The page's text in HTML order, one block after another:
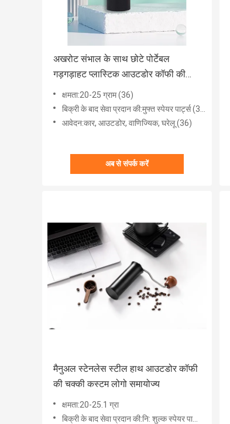
अखरोट संभाल के साथ छोटे पोर्टेबल
गड़गड़ाहट प्लास्टिक आउटडोर कॉफी की
क्षमता:20-25 ग्राम (36)
बिक्री के बाद सेवा प्रदान की:मुफ्त स्पेयर पार्ट्स (36)
आवेदन:कार, ​​आउटडोर, वाणिज्यिक, घरेलू (36)
अब से संपर्क करें
मैनुअल स्टेनलेस स्टील हाथ आउटडोर कॉफी
की चक्की कस्टम लोगो समायोज्य
क्षमता:20-25.1 ग्रा
बिक्री के बाद सेवा प्रदान की:नि: शुल्क स्पेयर पार्ट्स (77)